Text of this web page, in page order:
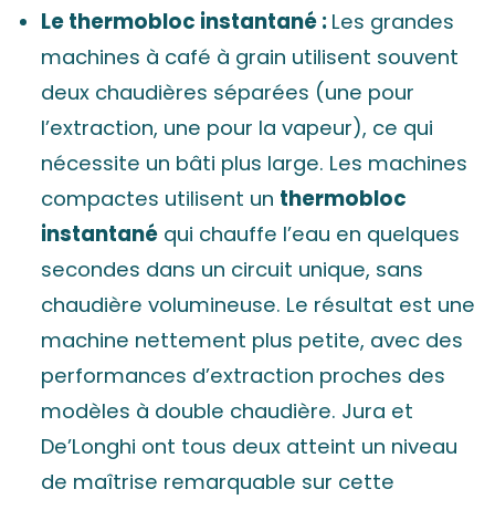
Le thermobloc instantané : Les grandes
machines à café à grain utilisent souvent
deux chaudières séparées (une pour
l’extraction, une pour la vapeur), ce qui
nécessite un bâti plus large. Les machines
compactes utilisent un thermobloc
instantané qui chauffe l’eau en quelques
secondes dans un circuit unique, sans
chaudière volumineuse. Le résultat est une
machine nettement plus petite, avec des
performances d’extraction proches des
modèles à double chaudière. Jura et
De’Longhi ont tous deux atteint un niveau
de maîtrise remarquable sur cette